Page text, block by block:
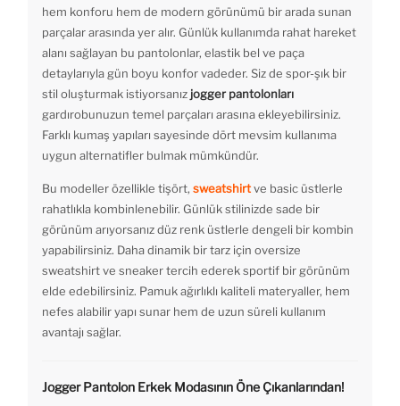
hem konforu hem de modern görünümü bir arada sunan
parçalar arasında yer alır. Günlük kullanımda rahat hareket
alanı sağlayan bu pantolonlar, elastik bel ve paça
detaylarıyla gün boyu konfor vadeder. Siz de spor-şık bir
stil oluşturmak istiyorsanız jogger pantolonları
gardırobunuzun temel parçaları arasına ekleyebilirsiniz.
Farklı kumaş yapıları sayesinde dört mevsim kullanıma
uygun alternatifler bulmak mümkündür.
Bu modeller özellikle tişört, sweatshirtve basic üstlerle
rahatlıkla kombinlenebilir. Günlük stilinizde sade bir
görünüm arıyorsanız düz renk üstlerle dengeli bir kombin
yapabilirsiniz. Daha dinamik bir tarz için oversize
sweatshirt ve sneaker tercih ederek sportif bir görünüm
elde edebilirsiniz. Pamuk ağırlıklı kaliteli materyaller, hem
nefes alabilir yapı sunar hem de uzun süreli kullanım
avantajı sağlar.
Jogger Pantolon Erkek Modasının Öne Çıkanlarından!